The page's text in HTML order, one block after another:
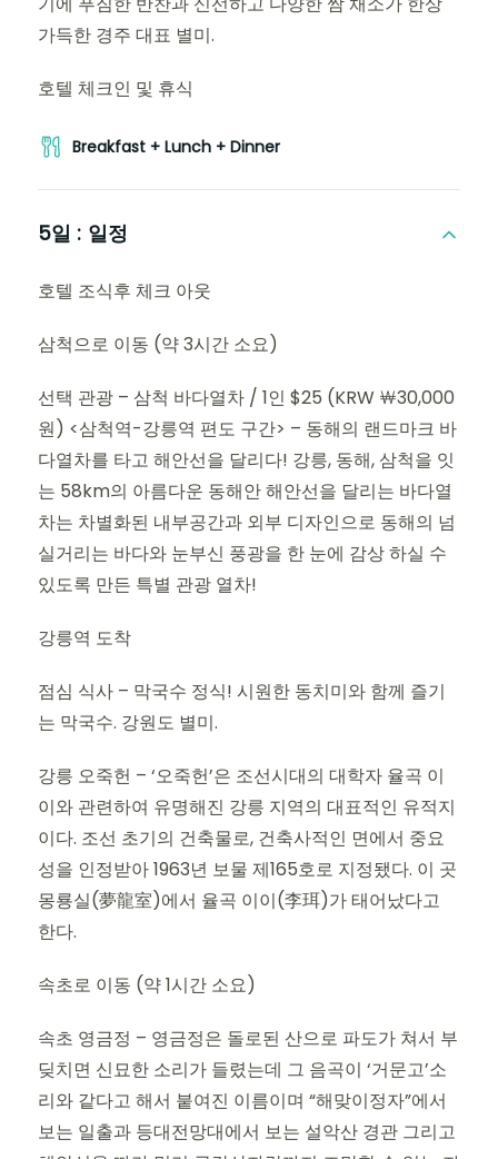
가득한 경주 대표 별미.
호텔 체크인 및 휴식
Breakfast + Lunch + Dinner
5일 : 일정
호텔 조식후 체크 아웃
삼척으로 이동 (약 3시간 소요)
선택 관광 – 삼척 바다열차 / 1인 $25 (KRW ￦30,000
원) <삼척역-강릉역 편도 구간> – 동해의 랜드마크 바
다열차를 타고 해안선을 달리다! 강릉, 동해, 삼척을 잇
는 58km의 아름다운 동해안 해안선을 달리는 바다열
차는 차별화된 내부공간과 외부 디자인으로 동해의 넘
실거리는 바다와 눈부신 풍광을 한 눈에 감상 하실 수
있도록 만든 특별 관광 열차!
강릉역 도착
점심 식사 – 막국수 정식! 시원한 동치미와 함께 즐기
는 막국수. 강원도 별미.
강릉 오죽헌 – ‘오죽헌’은 조선시대의 대학자 율곡 이
이와 관련하여 유명해진 강릉 지역의 대표적인 유적지
이다. 조선 초기의 건축물로, 건축사적인 면에서 중요
성을 인정받아 1963년 보물 제165호로 지정됐다. 이 곳
몽룡실(夢龍室)에서 율곡 이이(李珥)가 태어났다고
한다.
속초로 이동 (약 1시간 소요)
속초 영금정 – 영금정은 돌로된 산으로 파도가 쳐서 부
딪치면 신묘한 소리가 들렸는데 그 음곡이 ‘거문고’소
리와 같다고 해서 붙여진 이름이며 “해맞이정자”에서
보는 일출과 등대전망대에서 보는 설악산 경관 그리고